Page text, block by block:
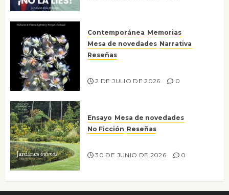
Contemporánea Memorias
Mesa de novedades Narrativa
Reseñas
2 DE JULIO DE 2026 0
Ensayo Mesa de novedades
No Ficción Reseñas
30 DE JUNIO DE 2026 0